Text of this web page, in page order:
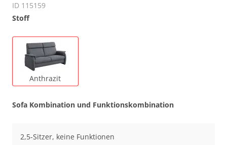
ID 115159
Stoff
Anthrazit
Sofa Kombination und Funktionskombination
2,5-Sitzer, keine Funktionen